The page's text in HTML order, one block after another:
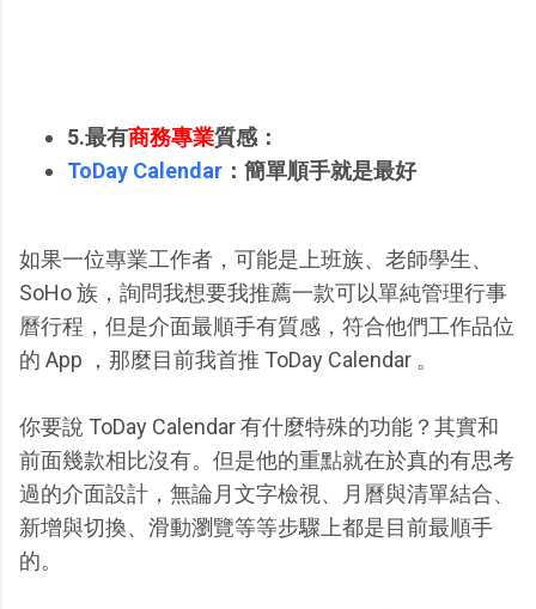
5.最有商務專業質感：
ToDay Calendar ：簡單順手就是最好
如果一位專業工作者，可能是上班族、老師學生、
SoHo 族，詢問我想要我推薦一款可以單純管理行事
曆行程，但是介面最順手有質感，符合他們工作品位
的 App ，那麼目前我首推 ToDay Calendar 。
你要說 ToDay Calendar 有什麼特殊的功能？其實和
前面幾款相比沒有。但是他的重點就在於真的有思考
過的介面設計，無論月文字檢視、月曆與清單結合、
新增與切換、滑動瀏覽等等步驟上都是目前最順手
的。